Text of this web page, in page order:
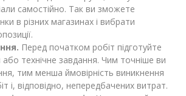
самостійно. Так ви зможете
в різних магазинах і вибрати
Перед початком робіт підготуйте
технічне завдання. Чим точніше ви
тим менша ймовірність виникнення
і, відповідно, непередбачених витрат.